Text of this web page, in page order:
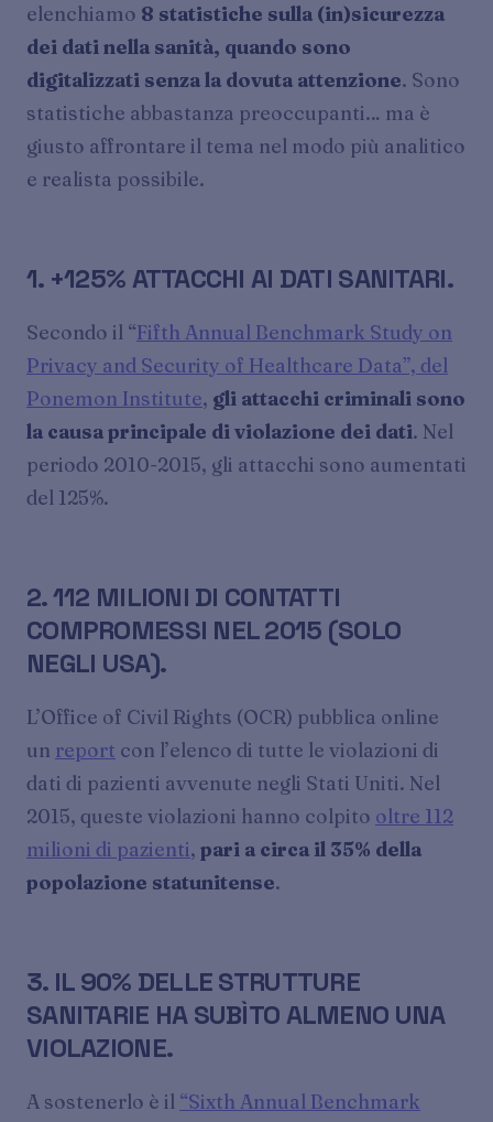
elenchiamo 8 statistiche sulla (in)sicurezza
dei dati nella sanità, quando sono
digitalizzati senza la dovuta attenzione. Sono
statistiche abbastanza preoccupanti… ma è
giusto affrontare il tema nel modo più analitico
e realista possibile.
1. +125% ATTACCHI AI DATI SANITARI.
Secondo il “Fifth Annual Benchmark Study on
Privacy and Security of Healthcare Data”, del
Ponemon Institute, gli attacchi criminali sono
la causa principale di violazione dei dati. Nel
periodo 2010-2015, gli attacchi sono aumentati
del 125%.
2. 112 MILIONI DI CONTATTI
COMPROMESSI NEL 2015 (SOLO
NEGLI USA).
L’Office of Civil Rights (OCR) pubblica online
un report con l’elenco di tutte le violazioni di
dati di pazienti avvenute negli Stati Uniti. Nel
2015, queste violazioni hanno colpito oltre 112
milioni di pazienti, pari a circa il 35% della
popolazione statunitense.
3. IL 90% DELLE STRUTTURE
SANITARIE HA SUBÌTO ALMENO UNA
VIOLAZIONE.
A sostenerlo è il “Sixth Annual Benchmark